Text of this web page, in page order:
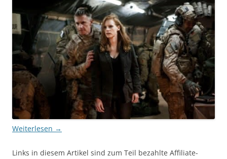
Weiterlesen →
Links in diesem Artikel sind zum Teil bezahlte Affiliate-